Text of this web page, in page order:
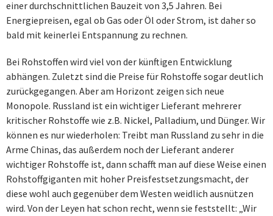
einer durchschnittlichen Bauzeit von 3,5 Jahren. Bei
Energiepreisen, egal ob Gas oder Öl oder Strom, ist daher so
bald mit keinerlei Entspannung zu rechnen.
Bei Rohstoffen wird viel von der künftigen Entwicklung
abhängen. Zuletzt sind die Preise für Rohstoffe sogar deutlich
zurückgegangen. Aber am Horizont zeigen sich neue
Monopole. Russland ist ein wichtiger Lieferant mehrerer
kritischer Rohstoffe wie z.B. Nickel, Palladium, und Dünger. Wir
können es nur wiederholen: Treibt man Russland zu sehr in die
Arme Chinas, das außerdem noch der Lieferant anderer
wichtiger Rohstoffe ist, dann schafft man auf diese Weise einen
Rohstoffgiganten mit hoher Preisfestsetzungsmacht, der
diese wohl auch gegenüber dem Westen weidlich ausnützen
wird. Von der Leyen hat schon recht, wenn sie feststellt: „Wir